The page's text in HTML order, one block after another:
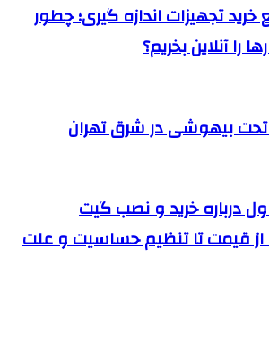
خرید تجهیزات اندازه گیری؛ چطور
را آنلاین بخریم؟
بیهوشی در شرق تهران
درباره خرید و نصب گیت
قیمت تا تنظیم حساسیت و علت